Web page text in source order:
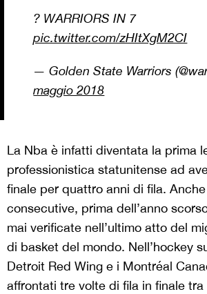
? WARRIORS IN 7
pic.twitter.com/zHItXgM2CI
— Golden State Warriors
maggio 2018
La Nba è infatti diventata la prima
professionistica statunitense ad
finale per quattro anni di fila.
consecutive, prima dell’anno
mai verificate nell’ultimo atto del
di basket del mondo. Nell’hockey
Detroit Red Wing e i Montréal
affrontati tre volte di fila in finale tra